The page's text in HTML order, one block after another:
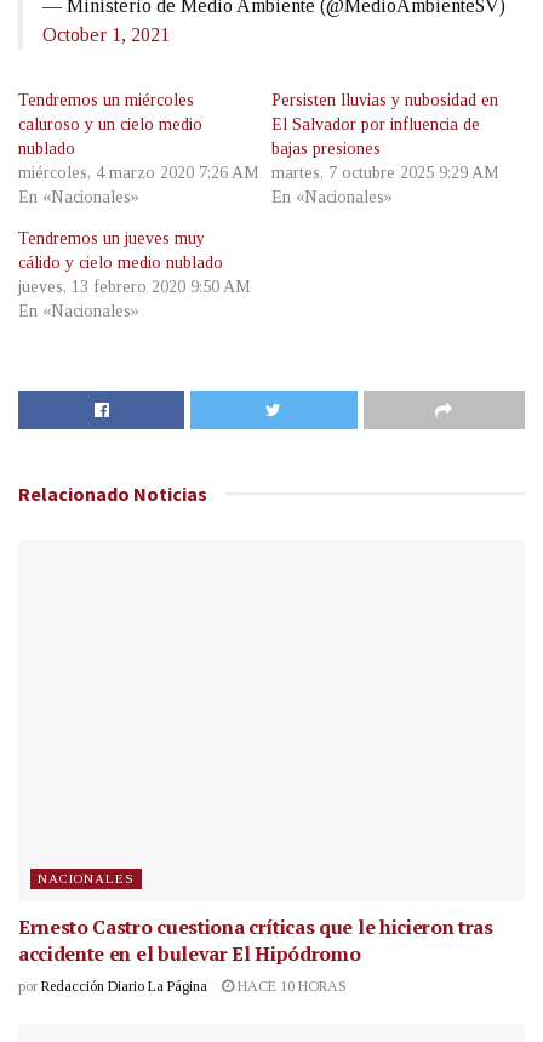
— Ministerio de Medio Ambiente (@MedioAmbienteSV)
October 1, 2021
Tendremos un miércoles
caluroso y un cielo medio
nublado
miércoles, 4 marzo 2020 7:26 AM
En «Nacionales»
Persisten lluvias y nubosidad en
El Salvador por influencia de
bajas presiones
martes, 7 octubre 2025 9:29 AM
En «Nacionales»
Tendremos un jueves muy
cálido y cielo medio nublado
jueves, 13 febrero 2020 9:50 AM
En «Nacionales»
Relacionado Noticias
NACIONALES
Ernesto Castro cuestiona críticas que le hicieron tras
accidente en el bulevar El Hipódromo
por Redacción Diario La Página HACE 10 HORAS